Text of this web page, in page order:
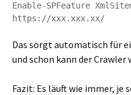
Enable-SPFeature
https://xxx.xxx.xx/
Das sorgt automatisch für
und schon kann der
Fazit: Es läuft wie immer, je